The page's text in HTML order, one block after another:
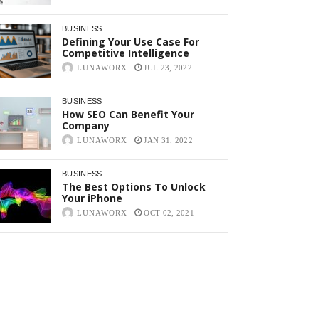
BUSINESS
Defining Your Use Case For
Competitive Intelligence
LUNAWORX JUL 23, 2022
BUSINESS
How SEO Can Benefit Your
Company
LUNAWORX JAN 31, 2022
BUSINESS
The Best Options To Unlock
Your iPhone
LUNAWORX OCT 02, 2021